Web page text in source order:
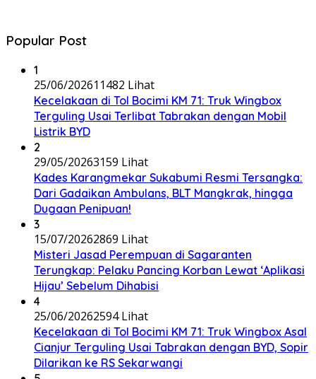
Popular Post
1
25/06/202611482 Lihat
Kecelakaan di Tol Bocimi KM 71: Truk Wingbox
Terguling Usai Terlibat Tabrakan dengan Mobil
Listrik BYD
2
29/05/20263159 Lihat
Kades Karangmekar Sukabumi Resmi Tersangka:
Dari Gadaikan Ambulans, BLT Mangkrak, hingga
Dugaan Penipuan!
3
15/07/20262869 Lihat
Misteri Jasad Perempuan di Sagaranten
Terungkap: Pelaku Pancing Korban Lewat ‘Aplikasi
Hijau’ Sebelum Dihabisi
4
25/06/20262594 Lihat
Kecelakaan di Tol Bocimi KM 71: Truk Wingbox Asal
Cianjur Terguling Usai Tabrakan dengan BYD, Sopir
Dilarikan ke RS Sekarwangi